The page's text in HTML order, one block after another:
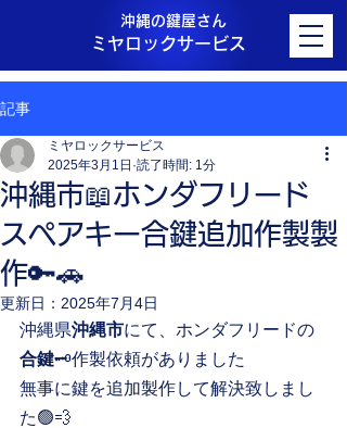
ミヤロックサービス
沖縄の鍵屋さん
記事
沖縄市📖ホンダフリード
スペアキー合鍵追加作製製
作🔑🚗
ミヤロックサービス
2025年3月1日 読了時間: 1分
更新日： 2025年7月4日
沖縄県沖縄市にて、ホンダフリードの
合鍵🗝️作製依頼がありました
無事に鍵を追加製作して解決致しまし
た🟢💨